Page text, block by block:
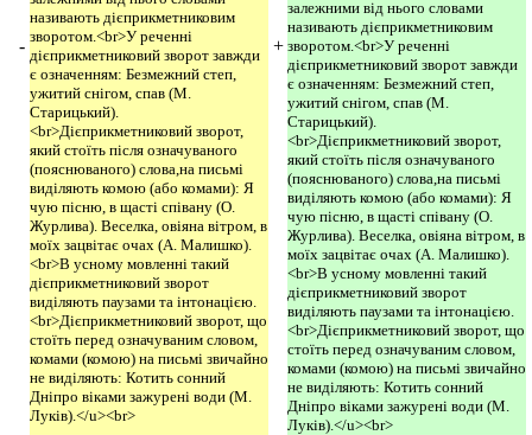
-
називають дієприкметниковим
зворотом.<br>У реченні
дієприкметниковий зворот завжди
є означенням: Безмежний степ,
ужитий снігом, спав (М.
Старицький).
<br>Дієприкметниковий зворот,
який стоїть після означуваного
(пояснюваного) слова,на письмі
виділяють комою (або комами): Я
чую пісню, в щасті співану (О.
Журлива). Веселка, овіяна вітром, в
моїх зацвітає очах (А. Малишко).
<br>В усному мовленні такий
дієприкметниковий зворот
виділяють паузами та інтонацією.
<br>Дієприкметниковий зворот, що
стоїть перед означуваним словом,
комами (комою) на письмі звичайно
не виділяють: Котить сонний
Дніпро віками зажурені води (М.
Луків).</u><br>
+
залежними від нього словами
називають дієприкметниковим
зворотом.<br>У реченні
дієприкметниковий зворот завжди
є означенням: Безмежний степ,
ужитий снігом, спав (М.
Старицький).
<br>Дієприкметниковий зворот,
який стоїть після означуваного
(пояснюваного) слова,на письмі
виділяють комою (або комами): Я
чую пісню, в щасті співану (О.
Журлива). Веселка, овіяна вітром, в
моїх зацвітає очах (А. Малишко).
<br>В усному мовленні такий
дієприкметниковий зворот
виділяють паузами та інтонацією.
<br>Дієприкметниковий зворот, що
стоїть перед означуваним словом,
комами (комою) на письмі звичайно
не виділяють: Котить сонний
Дніпро віками зажурені води (М.
Луків).</u><br>